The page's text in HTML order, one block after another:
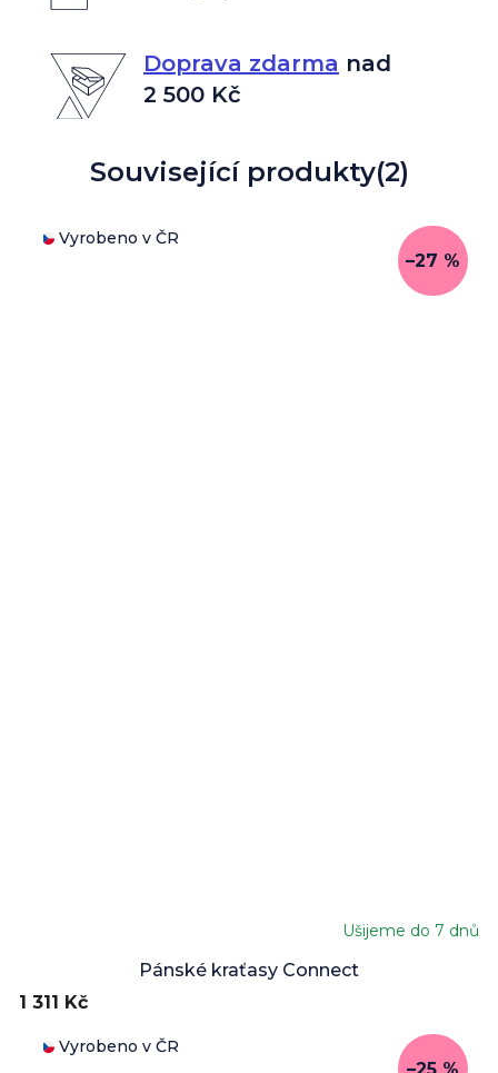
Doprava zdarma nad
2 500 Kč
Související produkty(2)
Vyrobeno v ČR
–27 %
Pánské kraťasy Connect
je
Ušijeme do 7 dnů
1 311 Kč
Vyrobeno v ČR